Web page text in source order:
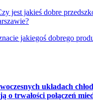
jest jakieś dobre
jakiegoś dobrego
układach
o trwałości połączeń